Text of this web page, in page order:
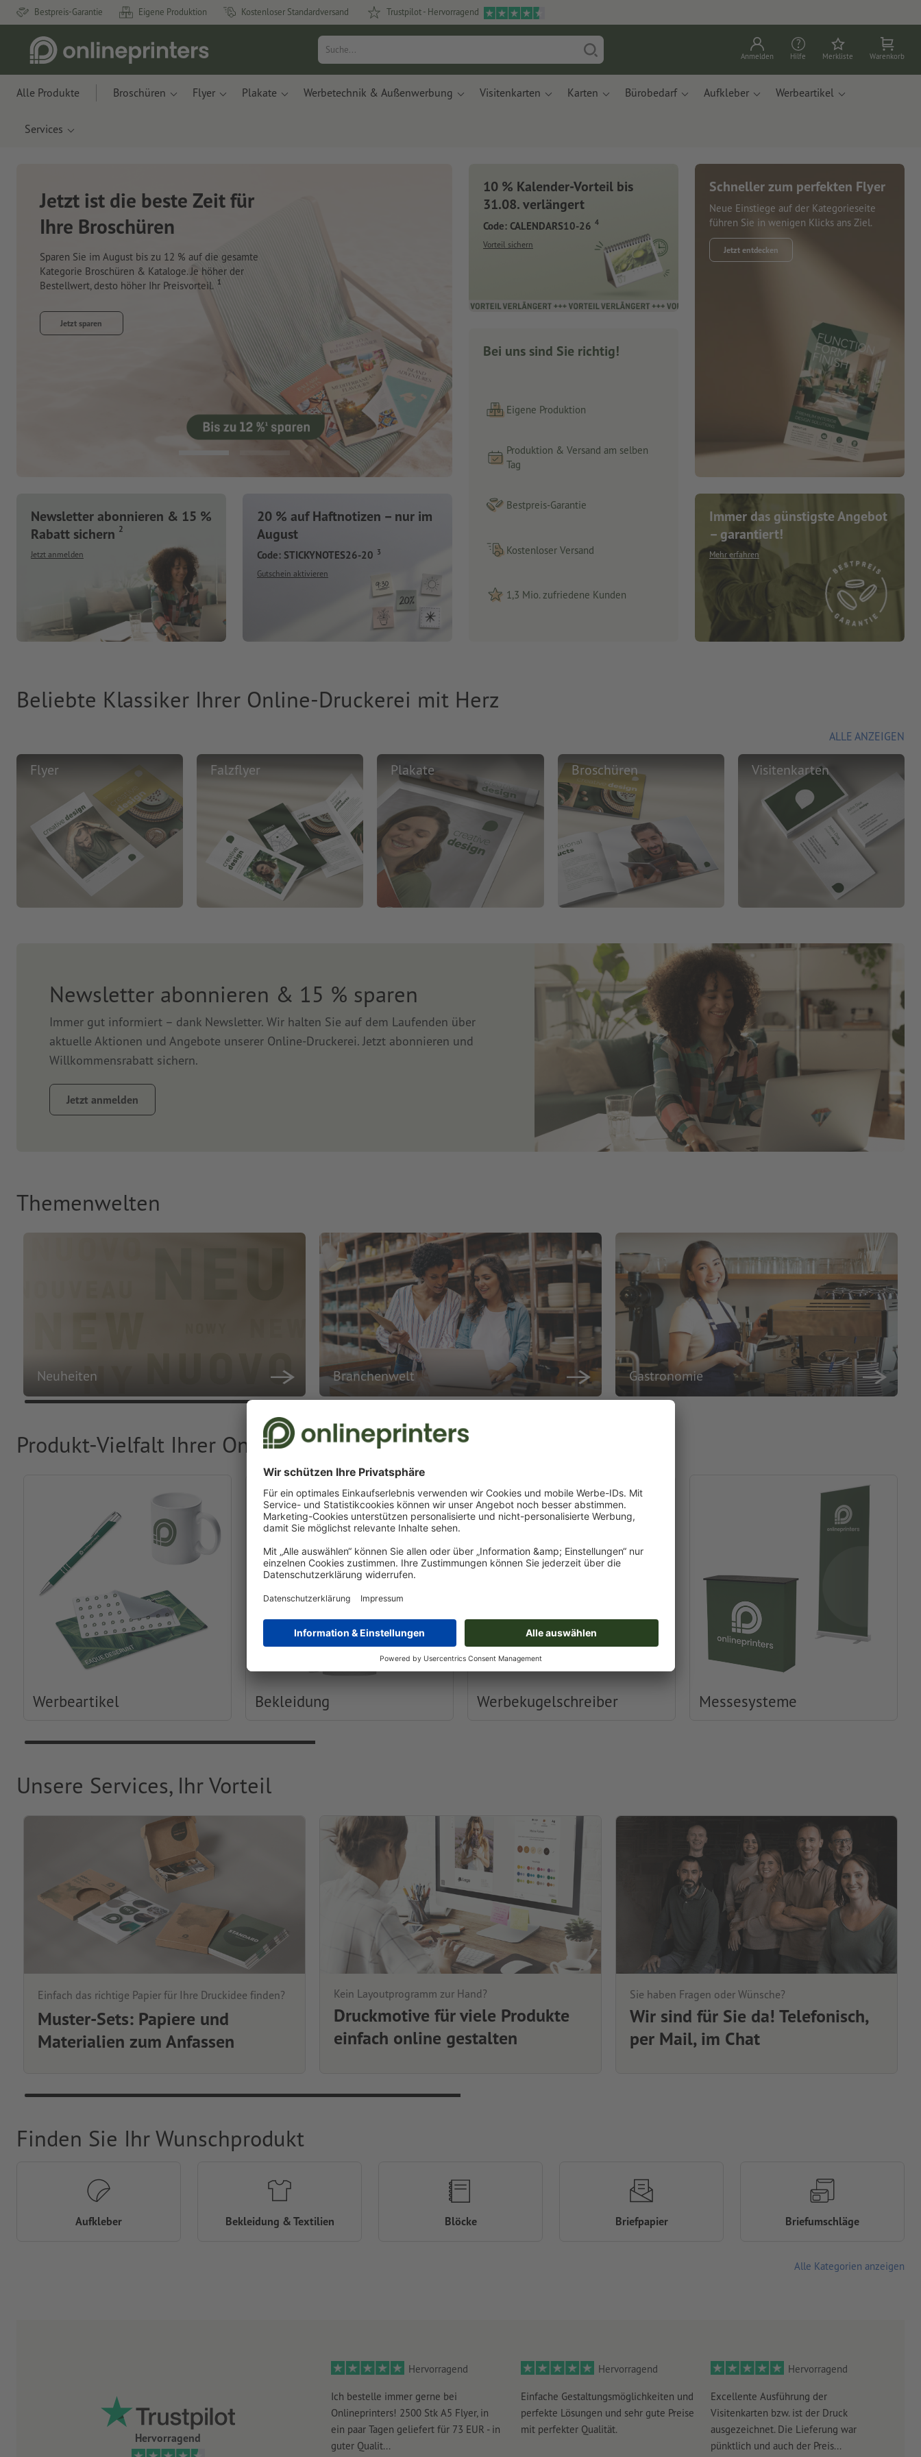
Bestpreis-Garantie Eigene Produktion Kostenloser Standardversand Trustpilot - Hervorragend
Anmelden Hilfe Merkliste Warenkorb
Alle Produkte Broschüren Flyer Plakate Werbetechnik & Außenwerbung Visitenkarten Karten Bürobedarf Aufkleber Werbeartikel
Services
Neue Notizbücher &
Planer für Ihren
Schreibtisch
Mit innovativen Materialien aus Apfelresten und
Jetzt entdecken
Newsletter abonnieren & 15 %
Rabatt sichern 2
Jetzt anmelden
20 % auf Haftnotizen – nur im
August
Code: STICKYNOTES26-20 3
Gutschein aktivieren
10 % Kalender-Vorteil bis
31.08. verlängert
Code: CALENDARS10-26 4
Vorteil sichern
Bei uns sind Sie richtig!
Eigene Produktion
Produktion & Versand am selben
Tag
Bestpreis-Garantie
Kostenloser Versand
1,3 Mio. zufriedene Kunden
Schneller zum perfekten Flyer
Neue Einstiege auf der Kategorieseite
führen Sie in wenigen Klicks ans Ziel.
Jetzt entdecken
Immer das günstigste Angebot
– garantiert!
Mehr erfahren
Beliebte Klassiker Ihrer Online-Druckerei mit Herz
ALLE ANZEIGEN
Flyer Falzflyer Plakate Broschüren Visitenkarten
Newsletter abonnieren & 15 % sparen
Immer gut informiert – dank Newsletter. Wir halten Sie auf dem Laufenden über
aktuelle Aktionen und Angebote unserer Online-Druckerei. Jetzt abonnieren und
Willkommensrabatt sichern.
Jetzt anmelden
Themenwelten
Neuheiten Branchenwelt Gastronomie
Produkt-Vielfalt Ihrer Online-Druckerei
Werbeartikel Bekleidung Werbekugelschreiber Messesysteme
Unsere Services, Ihr Vorteil
Einfach das richtige Papier für Ihre Druckidee finden?
Muster-Sets: Papiere und
Materialien zum Anfassen
Kein Layoutprogramm zur Hand?
Druckmotive für viele Produkte
einfach online gestalten
Sie haben Fragen oder Wünsche?
Wir sind für Sie da! Telefonisch,
per Mail, im Chat
Hervorragend
Hervorragend
Ich bestelle immer gerne bei
Onlineprinters! 2500 Stk A5 Flyer, in
ein paar Tagen geliefert für 73 EUR - in
guter Qualit...
Hervorragend
Einfache Gestaltungsmöglichkeiten und
perfekte Lösungen und sehr gute Preise
mit perfekter Qualität.
Hervorragend
Excellente Ausführung der
Visitenkarten bzw. ist der Druck
ausgezeichnet. Die Lieferung war
pünktlich und auch der Preis...
Finden Sie Ihr Wunschprodukt
Aufkleber Bekleidung & Textilien Blöcke Briefpapier Briefumschläge
Alle Kategorien anzeigen